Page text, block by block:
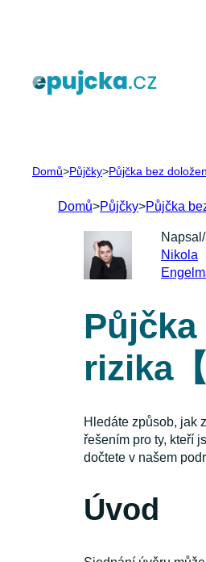
Domů>Půjčky>Půjčka bez
Domů>Půjčky>Půjčka
Nikola
rizika
Hledáte způsob, jak
řešením pro ty, kteří
dočtete v našem
Úvod